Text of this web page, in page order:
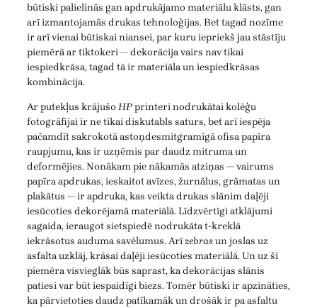
būtiski palielinās gan apdrukājamo materiālu klāsts, gan
arī izmantojamās drukas tehnoloģijas. Bet tagad nozīme
ir arī vienai būtiskai niansei, par kuru iepriekš jau stāstīju
piemērā ar tiktokeri — dekorācija vairs nav tikai
iespiedkrāsa, tagad tā ir materiāla un iespiedkrāsas
kombinācija.
Ar putekļus krājušoHPprinteri nodrukātai kolēģu
fotogrāfijai ir ne tikai diskutabls saturs, bet arī iespēja
pačamdīt sakrokotā astoņdesmitgramīgā ofisa papīra
raupjumu, kas ir uzņēmis par daudz mitruma un
deformējies. Nonākam pie nākamās atziņas — vairums
papīra apdrukas, ieskaitot avīzes, žurnālus, grāmatas un
plakātus — ir apdruka, kas veikta drukas slānim daļēji
iesūcoties dekorējamā materiālā. Līdzvērtīgi atklājumi
sagaida, ieraugot sietspiedē nodrukāta t-kreklā
iekrāsotus auduma savēlumus. Arīzebrasun joslas uz
asfalta uzklāj, krāsai daļēji iesūcoties materiālā. Un uz šī
piemēra visvieglāk būs saprast, ka dekorācijas slānis
patiesi var būt iespaidīgi biezs. Tomēr būtiski ir apzināties,
ka pārvietoties daudz patīkamāk un drošāk ir pa asfaltu